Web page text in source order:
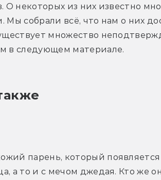
О некоторых из них известно
Мы собрали всё, что нам о них
множество
в следующем материале.
парень, который
а то и с мечом джедая. Кто же